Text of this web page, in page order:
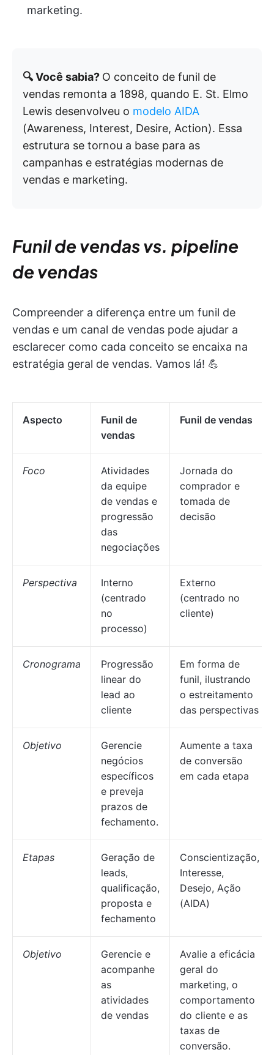
marketing.
🔍 Você sabia? O conceito de funil de
vendas remonta a 1898, quando E. St. Elmo
Lewis desenvolveu o modelo AIDA
(Awareness, Interest, Desire, Action). Essa
estrutura se tornou a base para as
campanhas e estratégias modernas de
vendas e marketing.
Funil de vendas vs. pipeline
de vendas
Compreender a diferença entre um funil de
vendas e um canal de vendas pode ajudar a
esclarecer como cada conceito se encaixa na
estratégia geral de vendas. Vamos lá! 💪
Aspecto
Funil de
vendas
Funil de vendas
Foco
Atividades
da equipe
de vendas e
progressão
das
negociações
Jornada do
comprador e
tomada de
decisão
Perspectiva
Interno
(centrado
no
processo)
Externo
(centrado no
cliente)
Cronograma
Progressão
linear do
lead ao
cliente
Em forma de
funil, ilustrando
o estreitamento
das perspectivas
Objetivo
Gerencie
negócios
específicos
e preveja
prazos de
fechamento.
Aumente a taxa
de conversão
em cada etapa
Etapas
Geração de
leads,
qualificação,
proposta e
fechamento
Conscientização,
Interesse,
Desejo, Ação
(AIDA)
Objetivo
Gerencie e
acompanhe
as
atividades
de vendas
Avalie a eficácia
geral do
marketing, o
comportamento
do cliente e as
taxas de
conversão.